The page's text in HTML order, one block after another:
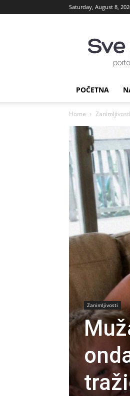
Saturday, August 8,
POČETNA
Home Zanimljivosti
Zanimljivosti